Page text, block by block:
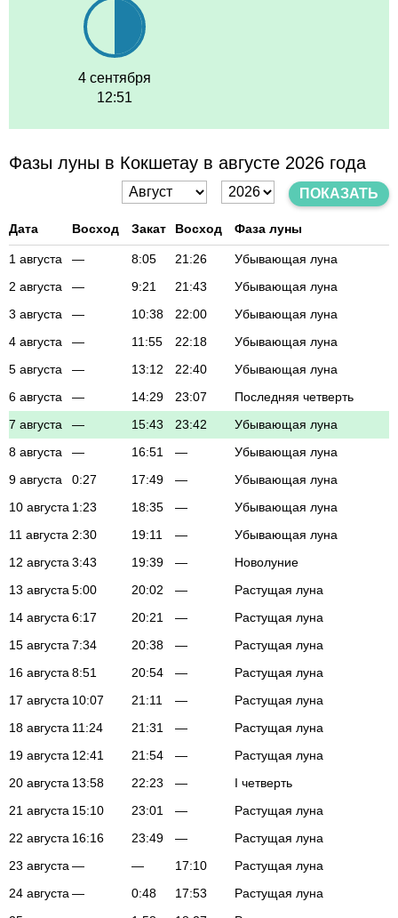
4 сентября
12:51
Фазы луны в Кокшетау в августе 2026 года
ПОКАЗАТЬ
Дата Восход Закат Восход Фаза луны
1 августа — 8:05 21:26
Убывающая луна
2 августа
— 9:21 21:43
Убывающая луна
3 августа
— 10:38 22:00
Убывающая луна
4 августа
— 11:55 22:18
Убывающая луна
5 августа
— 13:12 22:40
Убывающая луна
6 августа
— 14:29 23:07
Последняя четверть
7 августа
— 15:43 23:42
Убывающая луна
8 августа
— 16:51 —
Убывающая луна
9 августа
0:27 17:49 —
Убывающая луна
10 августа 1:23 18:35 —
Убывающая луна
11 августа 2:30 19:11 —
Убывающая луна
12 августа 3:43 19:39 —
Новолуние
13 августа 5:00 20:02 —
Растущая луна
14 августа 6:17 20:21 —
Растущая луна
15 августа 7:34 20:38 —
Растущая луна
16 августа 8:51 20:54 —
Растущая луна
17 августа 10:07 21:11 —
Растущая луна
18 августа 11:24 21:31 —
Растущая луна
19 августа 12:41 21:54 —
Растущая луна
20 августа 13:58 22:23 —
I четверть
21 августа 15:10 23:01 —
Растущая луна
22 августа 16:16 23:49 —
Растущая луна
23 августа — — 17:10
Растущая луна
24 августа — 0:48 17:53
Растущая луна